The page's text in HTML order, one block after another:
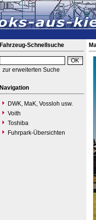
Fahrzeug-Schnellsuche
zur erweiterten Suche
Navigation
DWK, MaK, Vossloh usw.
Voith
Toshiba
Fuhrpark-Übersichten